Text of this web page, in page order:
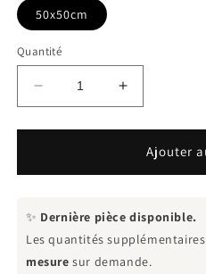
50x50cm
Quantité
Réduire
la
quantité
Augmenter
la
quantité
Ajouter
✨ Dernière pièce disponible.
Les quantités
mesure sur demande.